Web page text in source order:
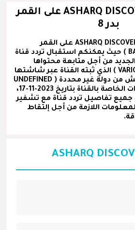
تردد قناة ASHARQ DISCOVERY على القمر
بدر 8
تردد قناة تردد قناة ASHARQ DISCOVERY على القمر
الصناعي بدر 8 ( BADR 8 ) حيث يمكنكم استقبال تردد قناة
ASHARQ DISCOVERY الجديد من أجل متابعة محتواها
وبرامجها متنوع ( VARIOUS ) الذي ثبته القناة عبر شاشتها
بدون إنقطاع أو تشويش من دولة غير محددة ( UNDEFINED
)مع آخر تحديث للترددات الخاصة بالقناة بتاريخ 2023-11-17،
تفاصيل تردد قناة مع تشفير
اللازمة من أجل إلتقاط